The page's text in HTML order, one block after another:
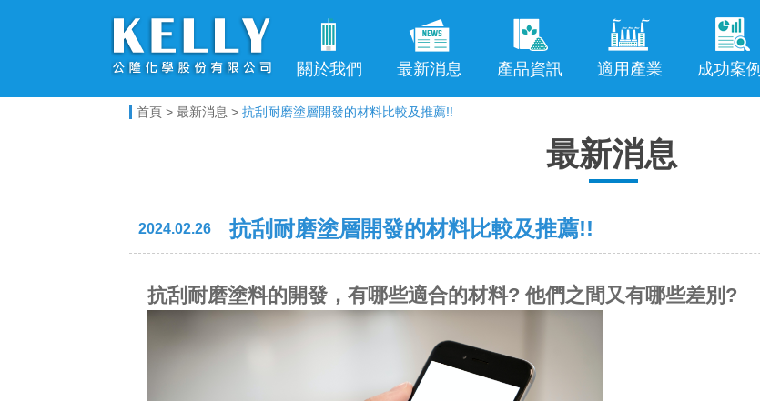
電子科技事業
關於我們 最新消息 產品資訊 適用產業 成功案例
首頁 > 最新消息 > 抗刮耐磨塗層開發的材料比較及推薦!!
最新消息
2024.02.26 抗刮耐磨塗層開發的材料比較及推薦!!
抗刮耐磨塗料的開發，有哪些適合的材料? 他們之間又有哪些差別?